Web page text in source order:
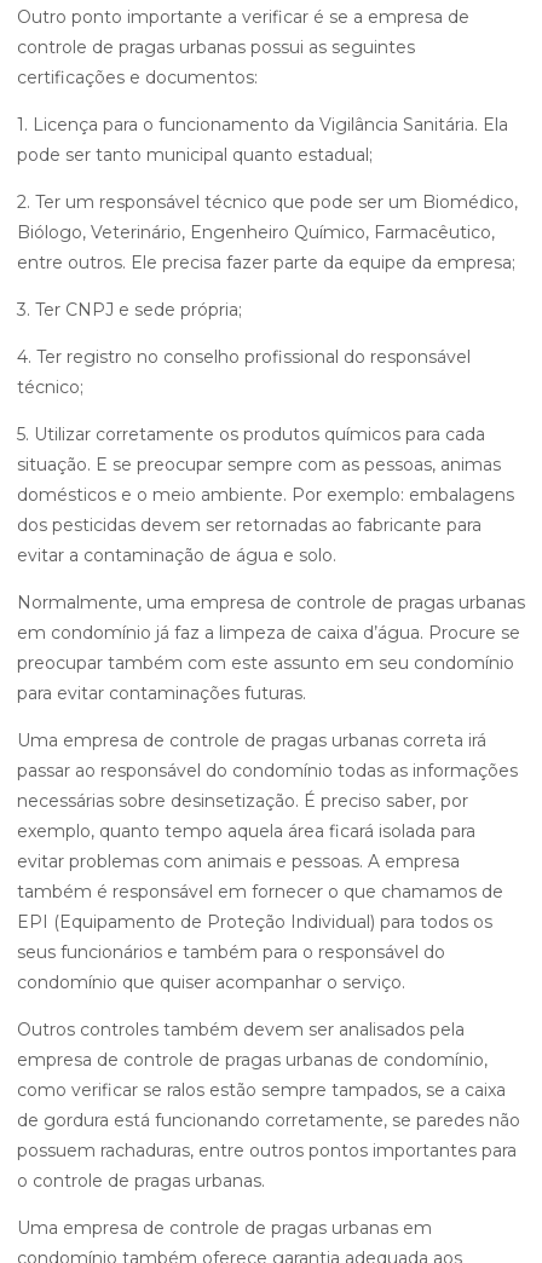
Outro ponto importante a verificar é se a empresa de
controle de pragas urbanas possui as seguintes
certificações e documentos:
1. Licença para o funcionamento da Vigilância Sanitária. Ela
pode ser tanto municipal quanto estadual;
2. Ter um responsável técnico que pode ser um Biomédico,
Biólogo, Veterinário, Engenheiro Químico, Farmacêutico,
entre outros. Ele precisa fazer parte da equipe da empresa;
3. Ter CNPJ e sede própria;
4. Ter registro no conselho profissional do responsável
técnico;
5. Utilizar corretamente os produtos químicos para cada
situação. E se preocupar sempre com as pessoas, animas
domésticos e o meio ambiente. Por exemplo: embalagens
dos pesticidas devem ser retornadas ao fabricante para
evitar a contaminação de água e solo.
Normalmente, uma empresa de controle de pragas urbanas
em condomínio já faz a limpeza de caixa d’água. Procure se
preocupar também com este assunto em seu condomínio
para evitar contaminações futuras.
Uma empresa de controle de pragas urbanas correta irá
passar ao responsável do condomínio todas as informações
necessárias sobre desinsetização. É preciso saber, por
exemplo, quanto tempo aquela área ficará isolada para
evitar problemas com animais e pessoas. A empresa
também é responsável em fornecer o que chamamos de
EPI (Equipamento de Proteção Individual) para todos os
seus funcionários e também para o responsável do
condomínio que quiser acompanhar o serviço.
Outros controles também devem ser analisados pela
empresa de controle de pragas urbanas de condomínio,
como verificar se ralos estão sempre tampados, se a caixa
de gordura está funcionando corretamente, se paredes não
possuem rachaduras, entre outros pontos importantes para
o controle de pragas urbanas.
Uma empresa de controle de pragas urbanas em
condomínio também oferece garantia adequada aos